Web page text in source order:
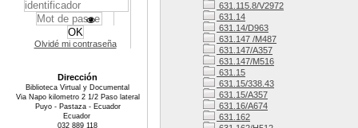
631.115.8/V2972
631.14
631.14/D963
631.147 /M487
631.147/A357
631.147/M516
631.15
631.15/338.43
631.15/A357
631.16/A674
631.162
Olvidé mi contraseña
Dirección
Biblioteca Virtual y Documental
Via Napo kilometro 2 1/2 Paso lateral
Puyo - Pastaza - Ecuador
Ecuador
032 889 118